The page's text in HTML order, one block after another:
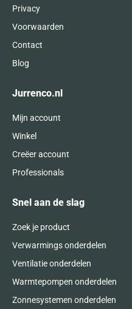
Privacy
Voorwaarden
Contact
Blog
Jurrenco.nl
Mijn account
Winkel
Creëer account
Professionals
Snel aan de slag
Zoek je product
Verwarmings onderdelen
Ventilatie onderdelen
Warmtepompen onderdelen
Zonnesystemen onderdelen